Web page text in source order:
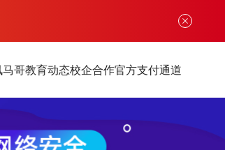
马哥教育动态校企合作官方支付通道